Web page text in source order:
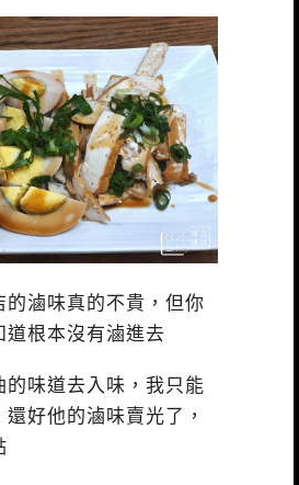
的滷味真的不貴，但你
道根本沒有滷進去
的味道去入味，我只能
好他的滷味賣光了，